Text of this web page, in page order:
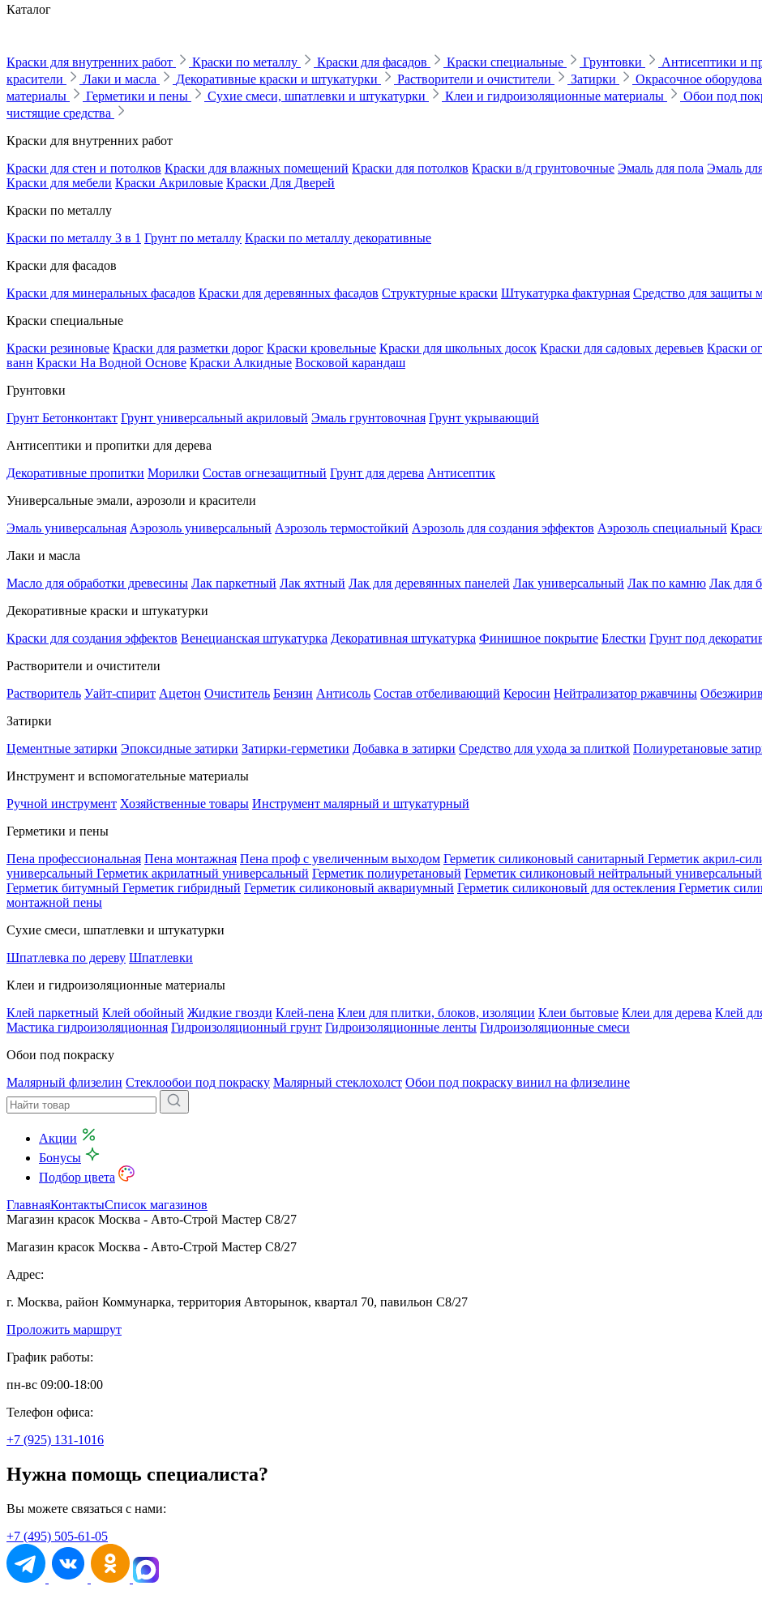
Каталог
Краски для внутренних работ Краски по металлу Краски для фасадов Краски специальные Грунтовки Антисептики и
красители
Лаки и масла Декоративные краски и штукатурки Растворители и очистители Затирки Окрасочное
материалы
Герметики и пены Сухие смеси, шпатлевки и штукатурки Клеи и гидроизоляционные материалы Обои под
чистящие средства
Краски для внутренних работ
Краски для стен и потолков Краски для влажных помещений Краски для потолков Краски в/д грунтовочные Эмаль для пола Эмаль
Краски для мебели Краски Акриловые Краски Для Дверей
Краски по металлу
Краски по металлу 3 в 1 Грунт по металлу Краски по металлу декоративные
Краски для фасадов
Краски для минеральных фасадов Краски для деревянных фасадов Структурные краски Штукатурка фактурная Средство для защиты
Краски специальные
Краски резиновые Краски для разметки дорог Краски кровельные Краски для школьных досок Краски для садовых деревьев Краски
ванн Краски На Водной Основе Краски Алкидные Восковой карандаш
Грунтовки
Грунт Бетонконтакт Грунт универсальный акриловый Эмаль грунтовочная Грунт укрывающий
Антисептики и пропитки для дерева
Декоративные пропитки Морилки Состав огнезащитный Грунт для дерева Антисептик
Универсальные эмали, аэрозоли и красители
Эмаль универсальная Аэрозоль универсальный Аэрозоль термостойкий Аэрозоль для создания эффектов Аэрозоль специальный
Лаки и масла
Масло для обработки древесины Лак паркетный Лак яхтный Лак для деревянных панелей Лак универсальный Лак по камню Лак для
Декоративные краски и штукатурки
Краски для создания эффектов Венецианская штукатурка Декоративная штукатурка Финишное покрытие Блестки Грунт под
Растворители и очистители
Растворитель Уайт-спирит Ацетон Очиститель Бензин Антисоль Состав отбеливающий Керосин Нейтрализатор ржавчины
Затирки
Цементные затирки Эпоксидные затирки Затирки-герметики Добавка в затирки Средство для ухода за плиткой Полиуретановые
Инструмент и вспомогательные материалы
Ручной инструмент Хозяйственные товары Инструмент малярный и штукатурный
Герметики и пены
Пена профессиональная Пена монтажная Пена проф с увеличенным выходом Герметик силиконовый санитарный Герметик акрил-
универсальный Герметик акрилатный универсальный Герметик полиуретановый Герметик силиконовый нейтральный универсальный
Герметик битумный Герметик гибридный Герметик силиконовый аквариумный Герметик силиконовый для остекления Герметик
монтажной пены
Сухие смеси, шпатлевки и штукатурки
Шпатлевка по дереву Шпатлевки
Клеи и гидроизоляционные материалы
Клей паркетный Клей обойный Жидкие гвозди Клей-пена Клеи для плитки, блоков, изоляции Клеи бытовые Клеи для дерева Клей
Мастика гидроизоляционная Гидроизоляционный грунт Гидроизоляционные ленты Гидроизоляционные смеси
Обои под покраску
Малярный флизелин Стеклообои под покраску Малярный стеклохолст Обои под покраску винил на флизелине
Акции
Бонусы
Подбор цвета
ГлавнаяКонтактыСписок магазинов
Магазин красок Москва - Авто-Строй Мастер С8/27
Магазин красок Москва - Авто-Строй Мастер С8/27
Адрес:
г. Москва, район Коммунарка, территория Авторынок, квартал 70, павильон С8/27
Проложить маршрут
График работы:
пн-вс 09:00-18:00
Телефон офиса:
+7 (925) 131-1016
Нужна помощь специалиста?
Вы можете связаться с нами:
+7 (495) 505-61-05